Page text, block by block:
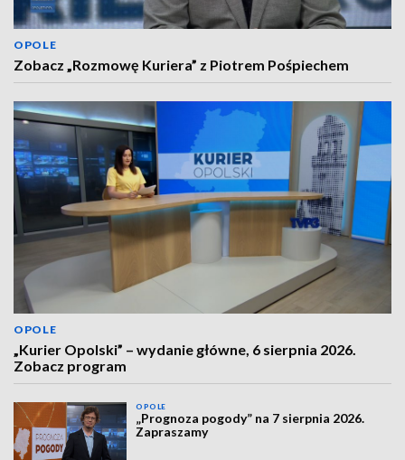
OPOLE
Zobacz „Rozmowę Kuriera” z Piotrem Pośpiechem
OPOLE
„Kurier Opolski” – wydanie główne, 6 sierpnia 2026.
Zobacz program
OPOLE
„Prognoza pogody” na 7 sierpnia 2026.
Zapraszamy